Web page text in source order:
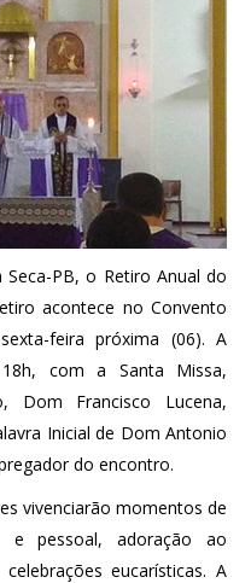
PB, o Retiro Anual do
acontece no Convento
feira próxima (06). A
com a Santa Missa,
Dom Francisco Lucena,
Inicial de Dom Antonio
do encontro.
vivenciarão momentos de
e pessoal, adoração ao
eucarísticas. A